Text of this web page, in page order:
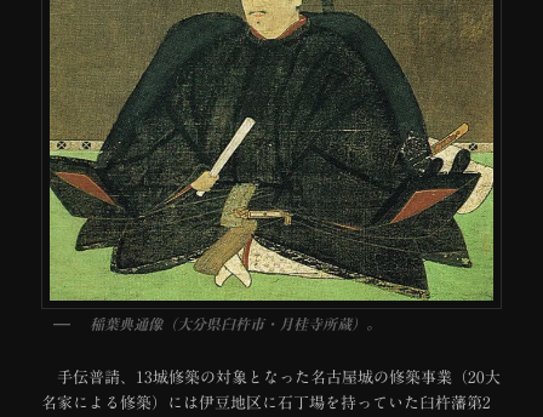
稲葉典通像（大分県臼杵市・月桂寺所蔵）。
手伝普請、13城修築の対象となった名古屋城の修築事業（20大
名家による修築）には伊豆地区に石丁場を持っていた臼杵藩第2